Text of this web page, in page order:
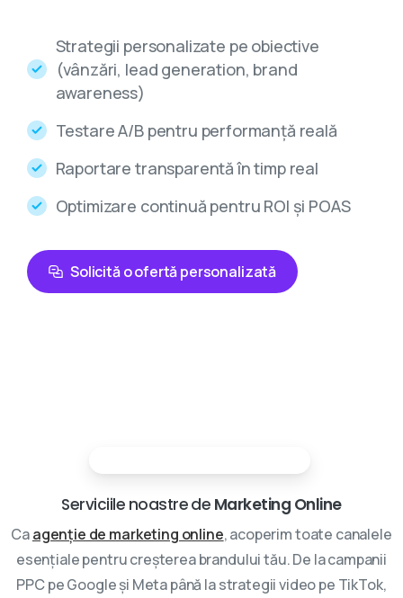
Strategii personalizate pe obiective
(vânzări, lead generation, brand
awareness)
Testare A/B pentru performanță reală
Raportare transparentă în timp real
Optimizare continuă pentru ROI și POAS
Solicită o ofertă personalizată
Serviciile noastre de Marketing Online
Caagenție de marketing online, acoperim toate canalele
esențiale pentru creșterea brandului tău. De la campanii
PPC pe Google și Meta până la strategii video pe TikTok,